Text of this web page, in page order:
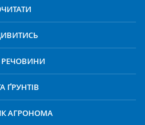
РЕЧОВИНИ
ҐРУНТІВ
АГРОНОМА